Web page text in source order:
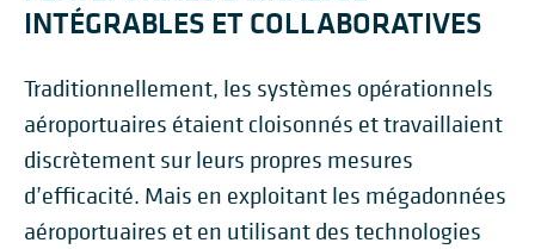
INTÉGRABLES ET COLLABORATIVES
Traditionnellement, les systèmes opérationnels
aéroportuaires étaient cloisonnés et travaillaient
discrètement sur leurs propres mesures
d’efficacité. Mais en exploitant les mégadonnées
aéroportuaires et en utilisant des technologies